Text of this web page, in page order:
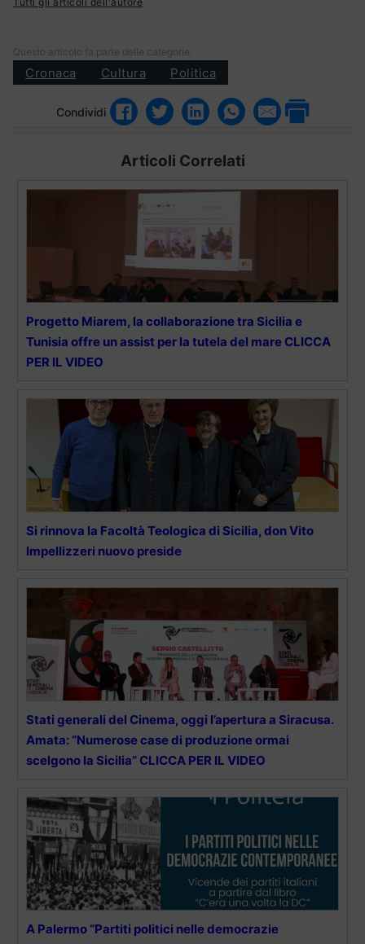
Questo articolo fa parte delle categorie:
Cronaca Cultura Politica
Condividi
Articoli Correlati
Progetto Miarem, la collaborazione tra Sicilia e
Tunisia offre un assist per la tutela del mare CLICCA
PER IL VIDEO
Si rinnova la Facoltà Teologica di Sicilia, don Vito
Impellizzeri nuovo preside
Stati generali del Cinema, oggi l’apertura a Siracusa.
Amata: “Numerose case di produzione ormai
scelgono la Sicilia” CLICCA PER IL VIDEO
A Palermo “Partiti politici nelle democrazie